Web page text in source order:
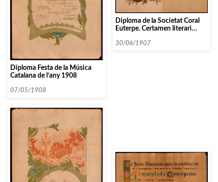
Diploma Festa de la Música
Catalana de l’any 1908
07/05/1908
Diploma de la Societat Coral
Euterpe. Certamen literari
cinquantanari de la Societat
30/06/1907